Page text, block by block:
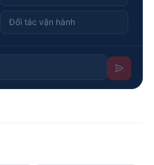
Đối tác vận hành